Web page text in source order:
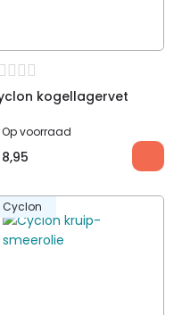
kogellagervet
Op voorraad
8,95
Cyclon